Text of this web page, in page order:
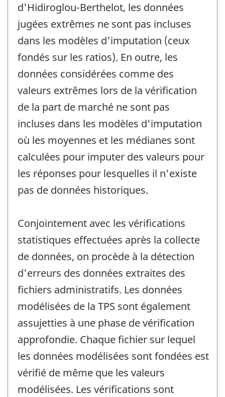
d'Hidiroglou-Berthelot, les données
jugées extrêmes ne sont pas incluses
dans les modèles d'imputation (ceux
fondés sur les ratios). En outre, les
données considérées comme des
valeurs extrêmes lors de la vérification
de la part de marché ne sont pas
incluses dans les modèles d'imputation
où les moyennes et les médianes sont
calculées pour imputer des valeurs pour
les réponses pour lesquelles il n'existe
pas de données historiques.
Conjointement avec les vérifications
statistiques effectuées après la collecte
de données, on procède à la détection
d'erreurs des données extraites des
fichiers administratifs. Les données
modélisées de la TPS sont également
assujetties à une phase de vérification
approfondie. Chaque fichier sur lequel
les données modélisées sont fondées est
vérifié de même que les valeurs
modélisées. Les vérifications sont